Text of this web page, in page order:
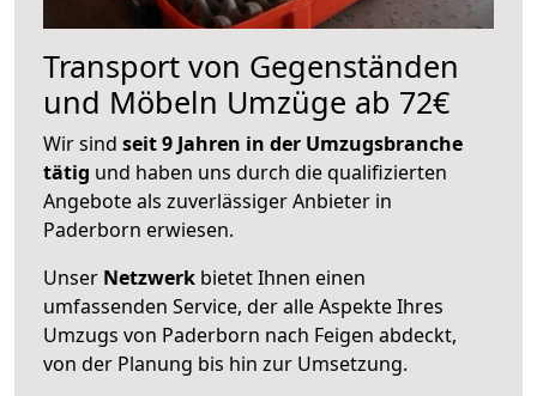
Transport von Gegenständen
und Möbeln Umzüge ab 72€
Wir sind seit 9 Jahren in der Umzugsbranche
tätig und haben uns durch die qualifizierten
Angebote als zuverlässiger Anbieter in
Paderborn erwiesen.
Unser Netzwerk bietet Ihnen einen
umfassenden Service, der alle Aspekte Ihres
Umzugs von Paderborn nach Feigen abdeckt,
von der Planung bis hin zur Umsetzung.